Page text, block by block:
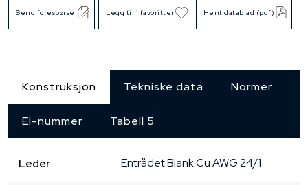
Send forespørsel Legg til i favoritter Hent datablad (pdf)
Konstruksjon Tekniske data Normer
El-nummer Tabell 5
Leder EntrådetBlank CuAWG 24/1